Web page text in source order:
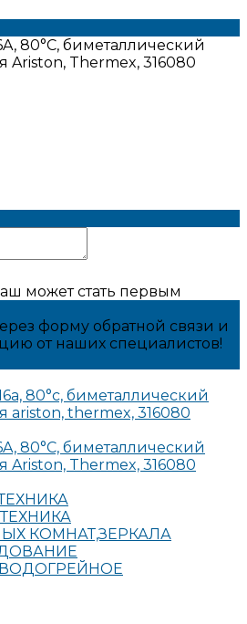
80°С, биметаллический
Ariston, Thermex, 316080
может стать первым
форму обратной связи и
от наших специалистов!
80°С, биметаллический
Ariston, Thermex, 316080
КОМНАТ,ЗЕРКАЛА